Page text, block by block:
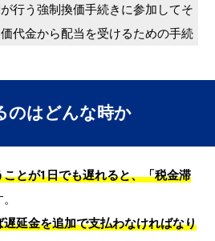
行う強制換価手続きに参加してそ
代金から配当を受けるための手続
のはどんな時か
ことが1日でも遅れると、「税金滞
遅延金を追加で支払わなければなり